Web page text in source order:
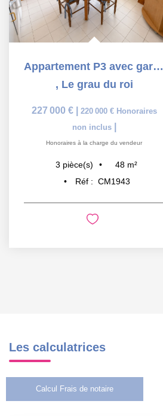
Appartement P3 avec garage et à proximité de la plages et...
, Le grau du roi
227 000 € 220 000 € Honoraires
non inclus
Honoraires à la charge du vendeur
3 pièce(s) 48 m²
Réf : CM1943
Les calculatrices
Calcul Frais de notaire